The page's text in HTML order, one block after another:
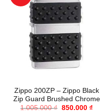
Zippo 200ZP – Zippo Black
Zip Guard Brushed Chrome
1.005.000₫ Giá
850.000 ₫Giá